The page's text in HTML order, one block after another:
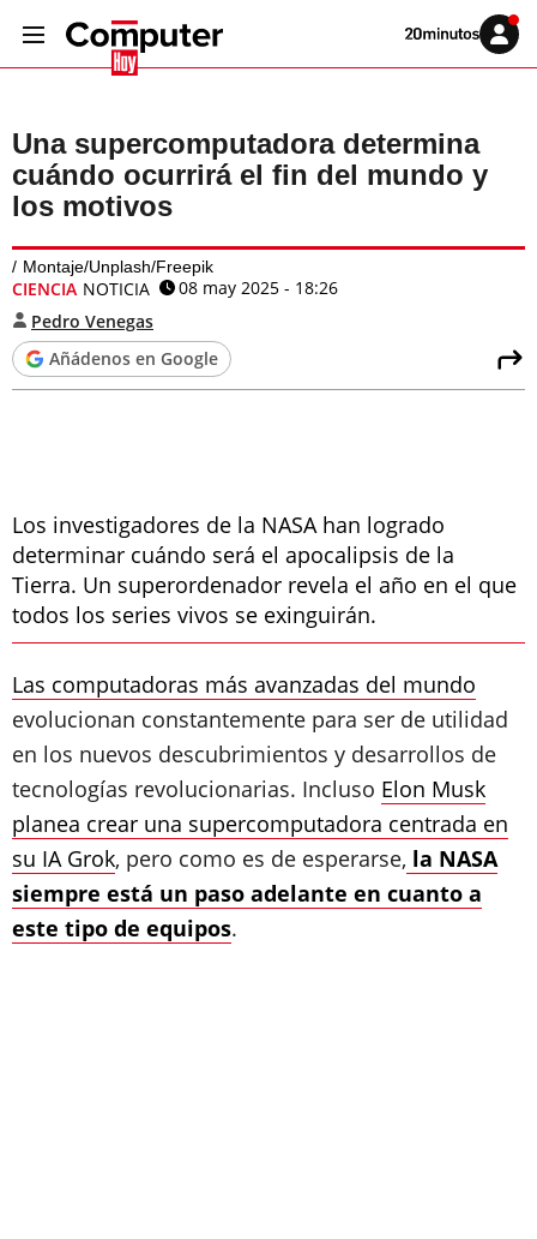
Volver
Iniciar
sesión
Una supercomputadora determina
cuándo ocurrirá el fin del mundo y
los motivos
Montaje/Unplash/Freepik
CIENCIA NOTICIA
08 may 2025 - 18:26
Pedro Venegas
Añádenos en Google
Los investigadores de la NASA han logrado
determinar cuándo será el apocalipsis de la
Tierra. Un superordenador revela el año en el que
todos los series vivos se exinguirán.
Las computadoras más avanzadas del mundo
evolucionan constantemente para ser de utilidad
en los nuevos descubrimientos y desarrollos de
tecnologías revolucionarias. Incluso Elon Musk
planea crear una supercomputadora centrada en
su IA Grok, pero como es de esperarse, la NASA
siempre está un paso adelante en cuanto a
este tipo de equipos.